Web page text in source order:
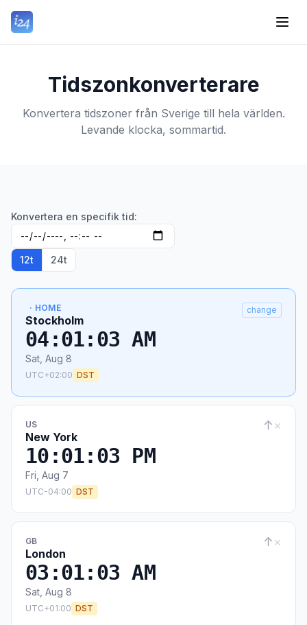
Tidszonkonverterare
Konvertera tidszoner från Sverige till hela världen.
Levande klocka, sommartid.
Konvertera en specifik tid:
12t 24t
· HOME
Stockholm
change
04:01:04 AM
Sat, Aug 8
UTC+02:00 DST
US
New York
↑×
10:01:04 PM
Fri, Aug 7
UTC-04:00 DST
GB
London
↑×
03:01:04 AM
Sat, Aug 8
UTC+01:00 DST